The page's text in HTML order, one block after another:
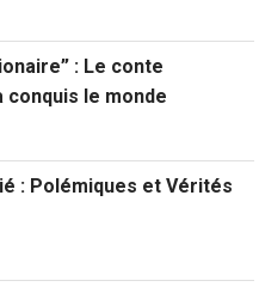
: Le conte
conquis le monde
: Polémiques et Vérités